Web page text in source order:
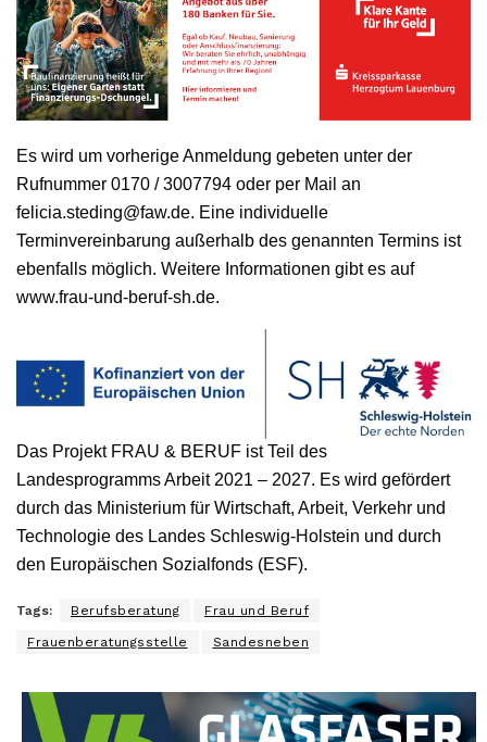
Es wird um vorherige Anmeldung gebeten unter der
Rufnummer 0170 / 3007794 oder per Mail an
felicia.steding@faw.de. Eine individuelle
Terminvereinbarung außerhalb des genannten Termins ist
ebenfalls möglich. Weitere Informationen gibt es auf
www.frau-und-beruf-sh.de.
Das Projekt FRAU & BERUF ist Teil des
Landesprogramms Arbeit 2021 – 2027. Es wird gefördert
durch das Ministerium für Wirtschaft, Arbeit, Verkehr und
Technologie des Landes Schleswig-Holstein und durch
den Europäischen Sozialfonds (ESF).
Tags: Berufsberatung Frau und Beruf
Frauenberatungsstelle Sandesneben